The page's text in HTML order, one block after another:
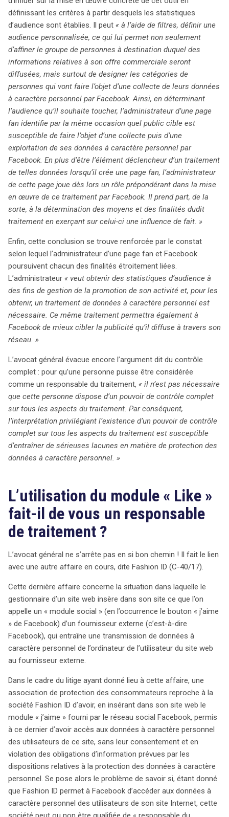
définissant les critères à partir desquels les statistiques
d’audience sont établies. Il peut « à l’aide de filtres, définir une
audience personnalisée, ce qui lui permet non seulement
d’affiner le groupe de personnes à destination duquel des
informations relatives à son offre commerciale seront
diffusées, mais surtout de designer les catégories de
personnes qui vont faire l’objet d’une collecte de leurs données
à caractère personnel par Facebook. Ainsi, en déterminant
l’audience qu’il souhaite toucher, l’administrateur d’une page
fan identifie par la même occasion quel public cible est
susceptible de faire l’objet d’une collecte puis d’une
exploitation de ses données à caractère personnel par
Facebook. En plus d’être l’élément déclencheur d’un traitement
de telles données lorsqu’il crée une page fan, l’administrateur
de cette page joue dès lors un rôle prépondérant dans la mise
en œuvre de ce traitement par Facebook. Il prend part, de la
sorte, à la détermination des moyens et des finalités dudit
traitement en exerçant sur celui-ci une influence de fait. »
Enfin, cette conclusion se trouve renforcée par le constat
selon lequel l’administrateur d’une page fan et Facebook
poursuivent chacun des finalités étroitement liées.
L’administrateur « veut obtenir des statistiques d’audience à
des fins de gestion de la promotion de son activité et, pour les
obtenir, un traitement de données à caractère personnel est
nécessaire. Ce même traitement permettra également à
Facebook de mieux cibler la publicité qu’il diffuse à travers son
réseau. »
L’avocat général évacue encore l’argument dit du contrôle
complet : pour qu’une personne puisse être considérée
comme un responsable du traitement, « il n’est pas nécessaire
que cette personne dispose d’un pouvoir de contrôle complet
sur tous les aspects du traitement. Par conséquent,
l’interprétation privilégiant l’existence d’un pouvoir de contrôle
complet sur tous les aspects du traitement est susceptible
d’entraîner de sérieuses lacunes en matière de protection des
données à caractère personnel. »
L’utilisation du module « Like »
fait-il de vous un responsable
de traitement ?
L’avocat général ne s’arrête pas en si bon chemin ! Il fait le lien
avec une autre affaire en cours, dite Fashion ID (C-40/17).
Cette dernière affaire concerne la situation dans laquelle le
gestionnaire d’un site web insère dans son site ce que l’on
appelle un « module social » (en l’occurrence le bouton « j’aime
» de Facebook) d’un fournisseur externe (c’est-à-dire
Facebook), qui entraîne une transmission de données à
caractère personnel de l’ordinateur de l’utilisateur du site web
au fournisseur externe.
Dans le cadre du litige ayant donné lieu à cette affaire, une
association de protection des consommateurs reproche à la
société Fashion ID d’avoir, en insérant dans son site web le
module « j’aime » fourni par le réseau social Facebook, permis
à ce dernier d’avoir accès aux données à caractère personnel
des utilisateurs de ce site, sans leur consentement et en
violation des obligations d’information prévues par les
dispositions relatives à la protection des données à caractère
personnel. Se pose alors le problème de savoir si, étant donné
que Fashion ID permet à Facebook d’accéder aux données à
caractère personnel des utilisateurs de son site Internet, cette